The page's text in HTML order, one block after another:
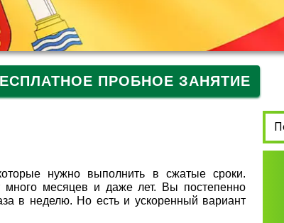
ПРОБНОЕ ЗАНЯТИЕ
нужно выполнить в сжатые сроки.
месяцев и даже лет. Вы постепенно
в неделю. Но есть и ускоренный вариант